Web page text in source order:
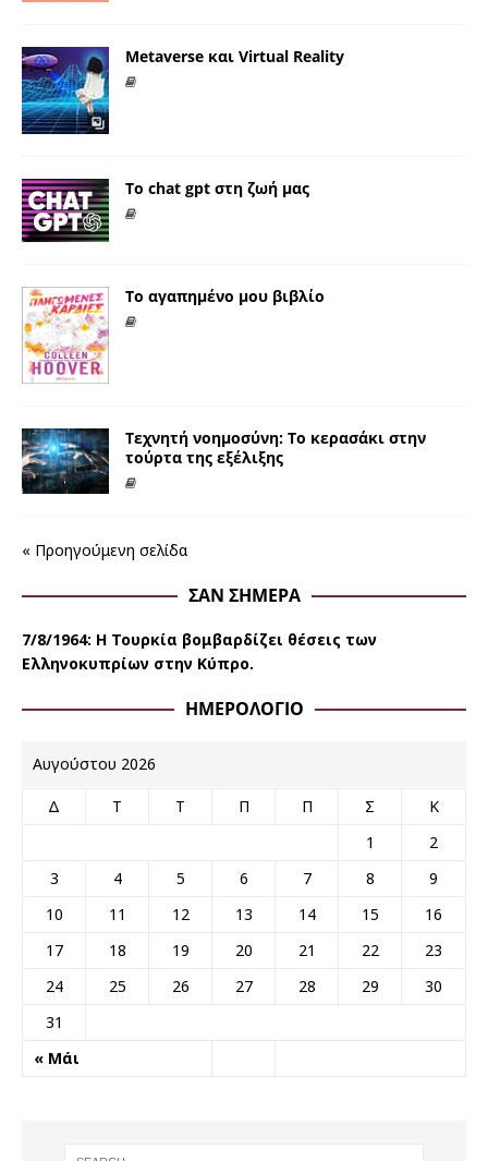
Metaverse και Virtual Reality
Το chat gpt στη ζωή μας
Το αγαπημένο μου βιβλίο
Τεχνητή νοημοσύνη: Το κερασάκι στην
τούρτα της εξέλιξης
« Προηγούμενη σελίδα
ΣΑΝ ΣΉΜΕΡΑ
7/8/1964: Η Τουρκία βομβαρδίζει θέσεις των
Ελληνοκυπρίων στην Κύπρο.
ΗΜΕΡΟΛΌΓΙΟ
Αυγούστου 2026
Δ Τ Τ Π Π Σ Κ
« Μάι
1
2
3
4 5 6 7 8
9
10
11 12 13 14 15
16
17
18 19 20 21 22
23
24
25 26 27 28 29
30
31